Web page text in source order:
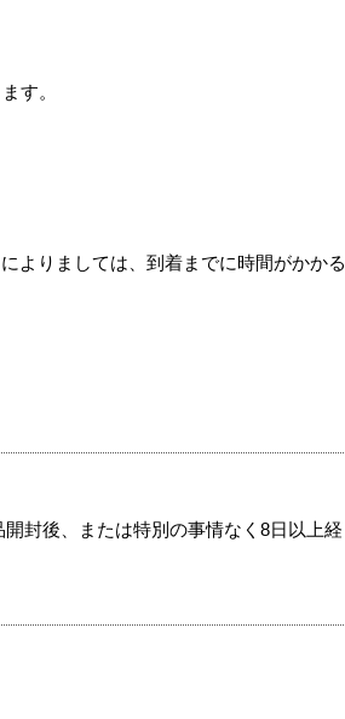
す。
よりましては、到着までに時間がかかる
封後、または特別の事情なく8日以上経